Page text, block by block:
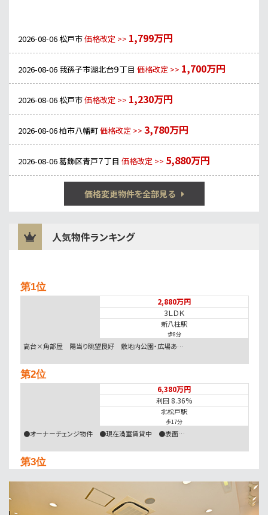
2026-08-06松戸市価格改定 >> 1,799万円
2026-08-06 我孫子市湖北台９丁目 価格改定 >> 1,700万円
2026-08-06松戸市価格改定 >> 1,230万円
2026-08-06柏市八幡町価格改定 >> 3,780万円
2026-08-06葛飾区青戸７丁目 価格改定 >> 5,880万円
価格変更物件を全部見る
人気物件ランキング
第1位
2,880万円
3ＬＤＫ
新八柱駅
歩8分
高台×角部屋 陽当り眺望良好 敷地内公園・広場あ…
第2位
6,380万円
利回 8.36%
北松戸駅
歩17分
●オーナーチェンジ物件 ●現在満室賃貸中 ●表面…
第3位
3ＬＤＫ